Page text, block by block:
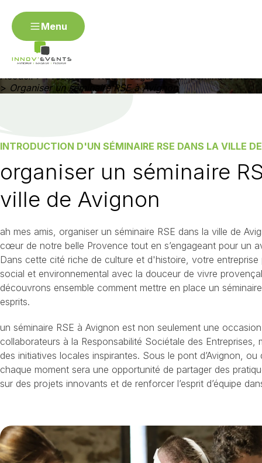
Menu
Menu
Organiser mon événement RSE
Contact
Angers
Annecy Avignon Besançon
Organiser un événement
Organiser un séminaire RSE
Organiser un challenge
d'entreprise RSE
ORGANISER UN SÉMINAIRE RSE À AVIGNON
Organiser un séminaire
RSE à Avignon
Accueil>Prestations RSE>Organiser un Séminaire RSE
> Organiser un séminaire RSE à Avignon
INTRODUCTION D'UN SÉMINAIRE RSE DANS LA VILLE
organiser un séminaire
ville de Avignon
ah mes amis, organiser un séminaire RSE dans la ville de
cœur de notre belle Provence tout en s’engageant pour un
Dans cette cité riche de culture et d'histoire, votre entreprise
social et environnemental avec la douceur de vivre
découvrons ensemble comment mettre en place un
esprits.
un séminaire RSE à Avignon est non seulement une
collaborateurs à la Responsabilité Sociétale des Entreprises,
des initiatives locales inspirantes. Sous le pont d’Avignon,
chaque moment sera une opportunité de partager des
sur des projets innovants et de renforcer l’esprit d’équipe